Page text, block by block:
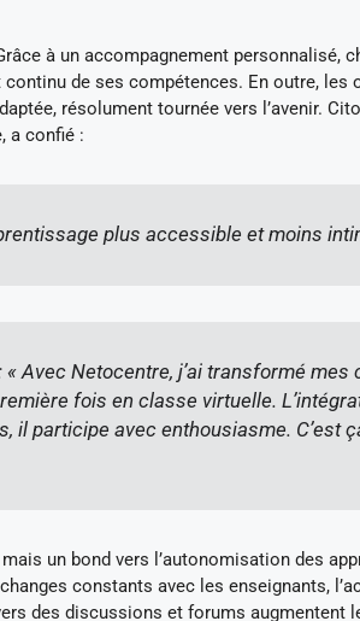
à un accompagnement personnalisé,
de ses compétences. En outre, les
résolument tournée vers l’avenir.
a confié :
plus accessible et moins
Avec Netocentre, j’ai transformé mes
fois en classe virtuelle.
participe avec enthousiasme. C’est
un bond vers l’autonomisation des
constants avec les enseignants,
des discussions et forums augmentent